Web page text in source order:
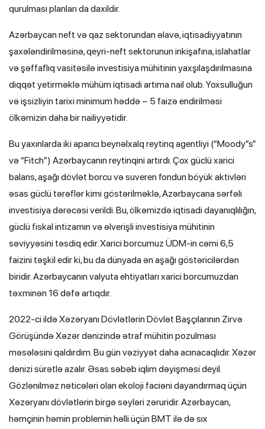
qurulması planları da daxildir.
Azərbaycan neft və qaz sektorundan əlavə, iqtisadiyyatının
şaxələndirilməsinə, qeyri-neft sektorunun inkişafına, islahatlar
və şəffaflıq vasitəsilə investisiya mühitinin yaxşılaşdırılmasına
diqqət yetirməklə mühüm iqtisadi artıma nail olub. Yoxsulluğun
və işsizliyin tarixi minimum həddə – 5 faizə endirilməsi
ölkəmizin daha bir nailiyyətidir.
Bu yaxınlarda iki aparıcı beynəlxalq reytinq agentliyi (“Moody”s”
və “Fitch”) Azərbaycanın reytinqini artırdı. Çox güclü xarici
balans, aşağı dövlət borcu və suveren fondun böyük aktivləri
əsas güclü tərəflər kimi göstərilməklə, Azərbaycana sərfəli
investisiya dərəcəsi verildi. Bu, ölkəmizdə iqtisadi dayanıqlılığın,
güclü fiskal intizamın və əlverişli investisiya mühitinin
səviyyəsini təsdiq edir. Xarici borcumuz ÜDM-in cəmi 6,5
faizini təşkil edir ki, bu da dünyada ən aşağı göstəricilərdən
biridir. Azərbaycanın valyuta ehtiyatları xarici borcumuzdan
təxminən 16 dəfə artıqdır.
2022-ci ildə Xəzəryanı Dövlətlərin Dövlət Başçılarının Zirvə
Görüşündə Xəzər dənizində ətraf mühitin pozulması
məsələsini qaldırdım. Bu gün vəziyyət daha acınacaqlıdır. Xəzər
dənizi sürətlə azalır. Əsas səbəb iqlim dəyişməsi deyil.
Gözlənilməz nəticələri olan ekoloji faciəni dayandırmaq üçün
Xəzəryanı dövlətlərin birgə səyləri zəruridir. Azərbaycan,
həmçinin həmin problemin həlli üçün BMT ilə də sıx